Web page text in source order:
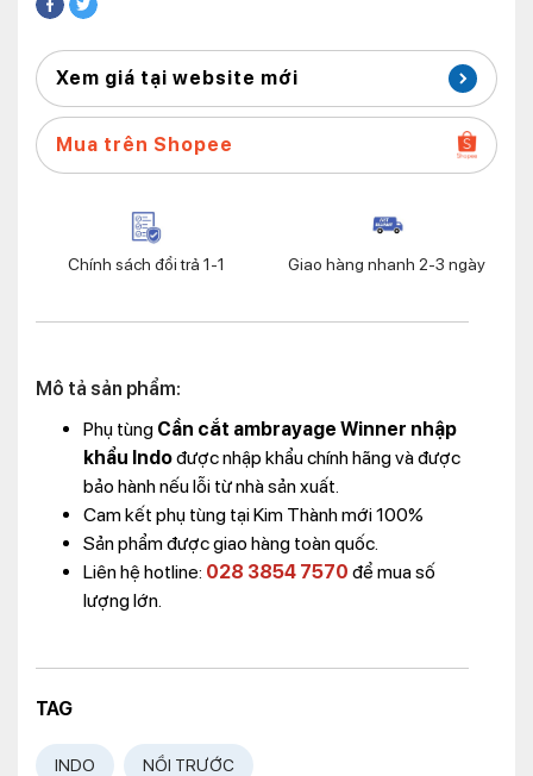
Xem giá tại website mới
Mua trên Shopee
Chính sách đổi trả 1-1 Giao hàng nhanh 2-3 ngày
Mô tả sản phẩm:
Phụ tùng Cần cắt ambrayage Winner nhập
khẩu Indođược nhập khẩu chính hãng và được
bảo hành nếu lỗi từ nhà sản xuất.
Cam kết phụ tùng tại Kim Thành mới 100%
Sản phẩm được giao hàng toàn quốc.
Liên hệ hotline: 028 3854 7570 để mua số
lượng lớn.
TAG
INDO NỒI TRƯỚC